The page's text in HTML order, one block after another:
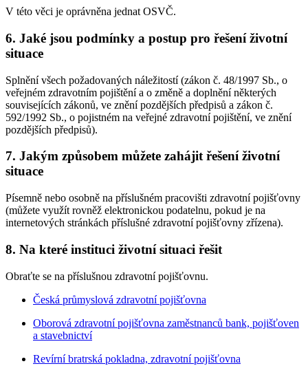
V této věci je oprávněna jednat OSVČ.
6. Jaké jsou podmínky a postup pro řešení životní
situace
Splnění všech požadovaných náležitostí (zákon č. 48/1997 Sb., o
veřejném zdravotním pojištění a o změně a doplnění některých
souvisejících zákonů, ve znění pozdějších předpisů a zákon č.
592/1992 Sb., o pojistném na veřejné zdravotní pojištění, ve znění
pozdějších předpisů).
7. Jakým způsobem můžete zahájit řešení životní
situace
Písemně nebo osobně na příslušném pracovišti zdravotní pojišťovny
(můžete využít rovněž elektronickou podatelnu, pokud je na
internetových stránkách příslušné zdravotní pojišťovny zřízena).
8. Na které instituci životní situaci řešit
Obraťte se na příslušnou zdravotní pojišťovnu.
Česká průmyslová zdravotní pojišťovna
Oborová zdravotní pojišťovna zaměstnanců bank, pojišťoven
a stavebnictví
Revírní bratrská pokladna, zdravotní pojišťovna